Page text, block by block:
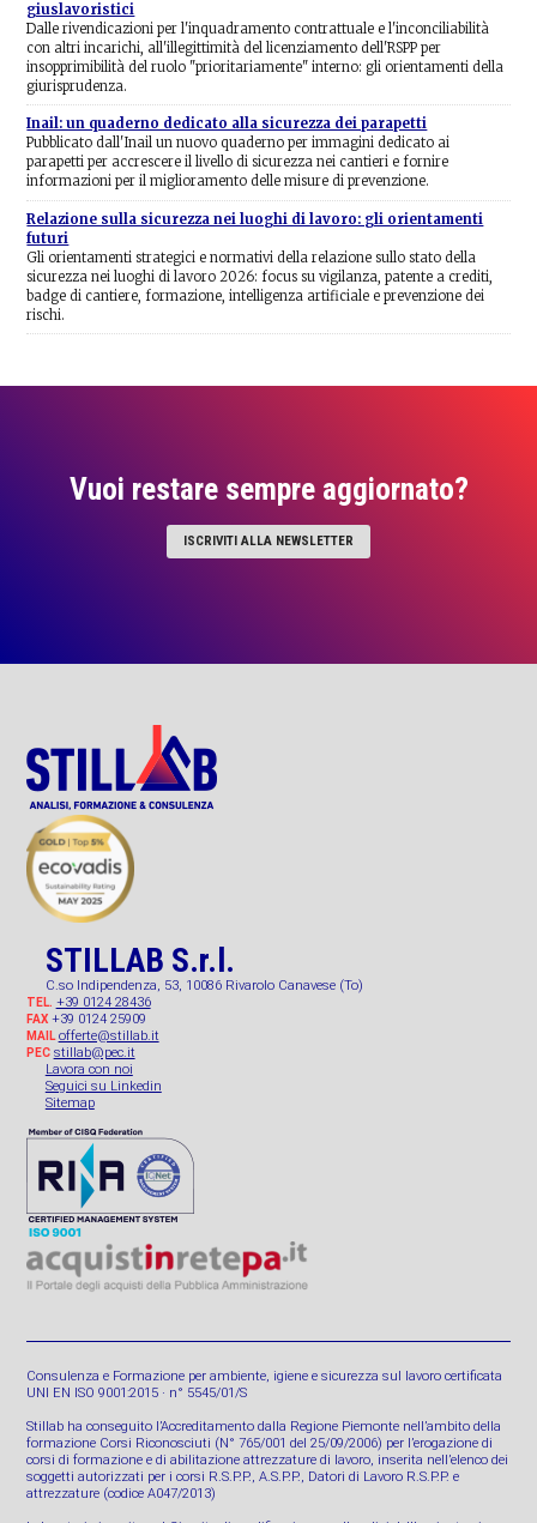
giuslavoristici
Dalle rivendicazioni per l'inquadramento contrattuale e l'inconciliabilità
con altri incarichi, all'illegittimità del licenziamento dell'RSPP per
insopprimibilità del ruolo "prioritariamente" interno: gli orientamenti della
giurisprudenza.
Inail: un quaderno dedicato alla sicurezza dei parapetti
Pubblicato dall'Inail un nuovo quaderno per immagini dedicato ai
parapetti per accrescere il livello di sicurezza nei cantieri e fornire
informazioni per il miglioramento delle misure di prevenzione.
Relazione sulla sicurezza nei luoghi di lavoro: gli orientamenti
futuri
Gli orientamenti strategici e normativi della relazione sullo stato della
sicurezza nei luoghi di lavoro 2026: focus su vigilanza, patente a crediti,
badge di cantiere, formazione, intelligenza artificiale e prevenzione dei
rischi.
Vuoi restare sempre aggiornato?
ISCRIVITI ALLA NEWSLETTER
STILLAB S.r.l.
C.so Indipendenza, 53, 10086 Rivarolo Canavese (To)
TEL. +39 0124 28436
FAX+39 0124 25909
MAIL offerte@stillab.it
PEC stillab@pec.it
Lavora con noi
Seguici su Linkedin
Sitemap
Consulenza e Formazione per ambiente, igiene e sicurezza sul lavoro certificata
UNI EN ISO 9001:2015 · n° 5545/01/S
Stillab ha conseguito l’Accreditamento dalla Regione Piemonte nell’ambito della
formazione Corsi Riconosciuti (N° 765/001 del 25/09/2006) per l’erogazione di
corsi di formazione e di abilitazione attrezzature di lavoro, inserita nell’elenco dei
soggetti autorizzati per i corsi R.S.P.P., A.S.P.P., Datori di Lavoro R.S.P.P. e
attrezzature (codice A047/2013)